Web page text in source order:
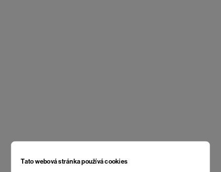
Tato webová stránka používá cookies